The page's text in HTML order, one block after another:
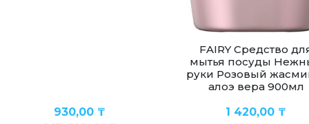
930,00 ₸
FAIRY Средство
мытья посуды
руки Розовый
алоэ вера 900мл
1 420,00 ₸